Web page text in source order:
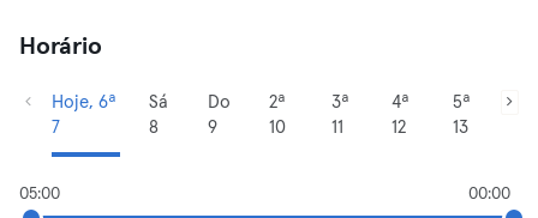
Horário
Hoje, 6ª
7
Sá
8
Do
9
2ª
10
3ª
11
4ª
12
5ª
13
05:00 00:00